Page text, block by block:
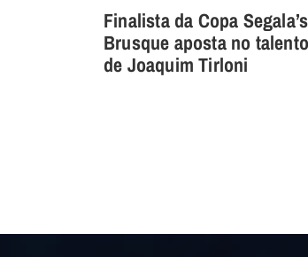
Finalista da Copa
Brusque aposta no talento
de Joaquim Tirloni